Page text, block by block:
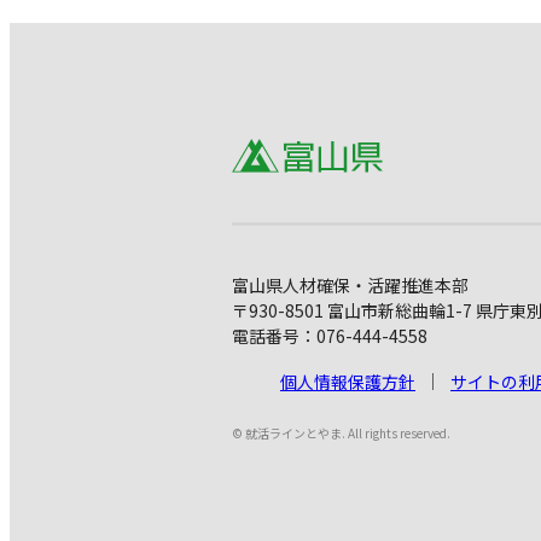
富山県人材確保・活躍推進本部
〒930-8501 富山市新総曲輪1-7 県庁東
電話番号：076-444-4558
個人情報保護方針
サイトの利
© 就活ラインとやま. All rights reserved.